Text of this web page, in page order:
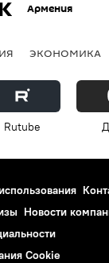
Армения
ЭКОНОМИКА
Rutube
Новости
Cookie